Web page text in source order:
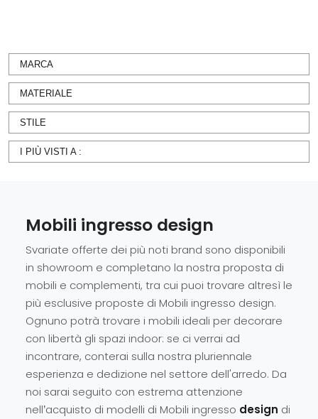
MARCA
MATERIALE
STILE
I PIÙ VISTI A :
Mobili ingresso design
Svariate offerte dei più noti brand sono disponibili
in showroom e completano la nostra proposta di
mobili e complementi, tra cui puoi trovare altresì le
più esclusive proposte di Mobili ingresso design.
Ognuno potrà trovare i mobili ideali per decorare
con libertà gli spazi indoor: se ci verrai ad
incontrare, conterai sulla nostra pluriennale
esperienza e dedizione nel settore dell'arredo. Da
noi sarai seguito con estrema attenzione
nell’acquisto di modelli di Mobili ingresso design di